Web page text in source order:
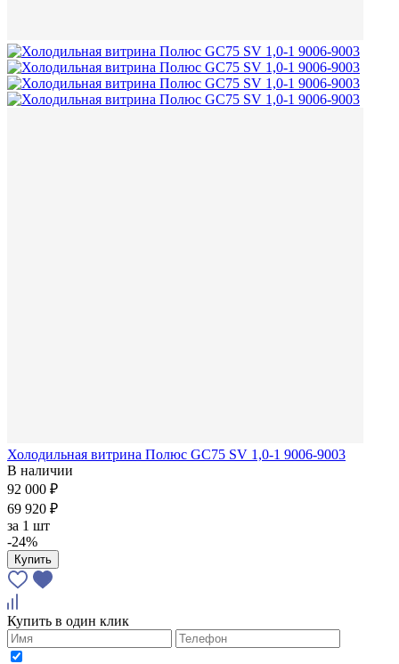
Холодильная витрина Полюс GС75 SV 1,0-1 9006-9003
В наличии
92 000 ₽
69 920 ₽
за 1 шт
-24%
Купить
Купить в один клик